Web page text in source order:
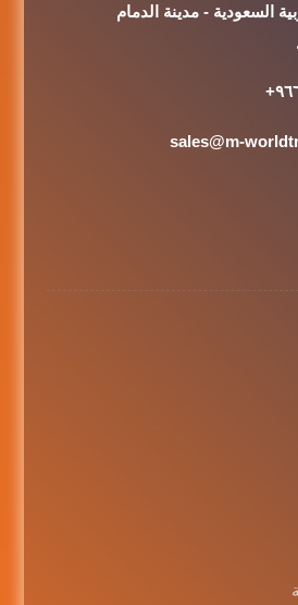
السعودية - مدينة الدمام
sales@m-